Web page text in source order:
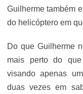
Guilherme também
do helicóptero em
Do que Guilherme
mais perto do
visando apenas
duas vezes em